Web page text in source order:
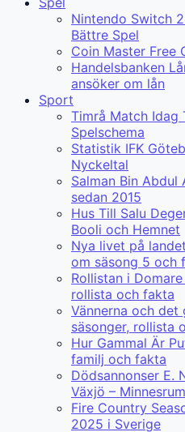
Nintendo Switch
Bättre Spel
Coin Master Free
Handelsbanken
ansöker om lån
Sport
Timrå Match Idag
Spelschema
Statistik IFK
Nyckeltal
Salman Bin Abdul
sedan 2015
Hus Till Salu
Booli och Hemnet
Nya livet på
om säsong 5 och
Rollistan i
rollista och fakta
Vännerna och det
säsonger, rollista
Hur Gammal Är
familj och fakta
Dödsannonser E.
Växjö –
Fire Country
2025 i Sverige